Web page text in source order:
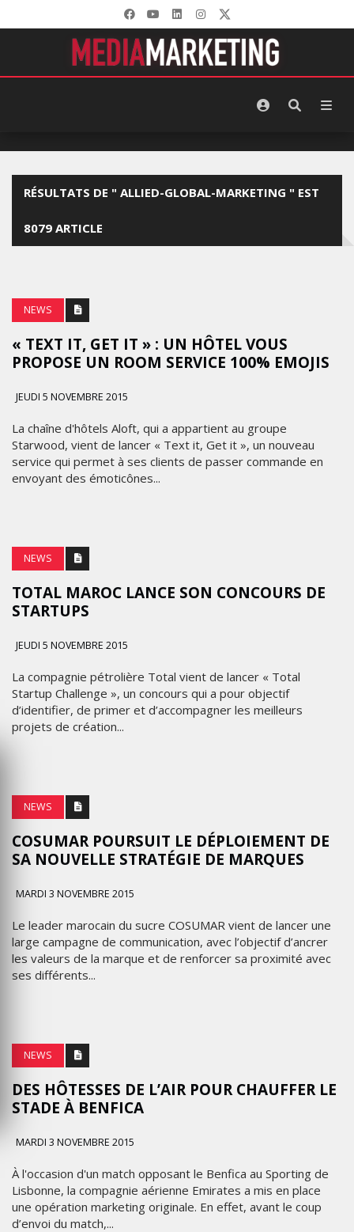
RÉSULTATS DE " ALLIED-GLOBAL-MARKETING " EST
8079 ARTICLE
NEWS
« TEXT IT, GET IT » : UN HÔTEL VOUS
PROPOSE UN ROOM SERVICE 100% EMOJIS
JEUDI 5 NOVEMBRE 2015
La chaîne d'hôtels Aloft, qui a appartient au groupe
Starwood, vient de lancer « Text it, Get it », un nouveau
service qui permet à ses clients de passer commande en
envoyant des émoticônes...
NEWS
TOTAL MAROC LANCE SON CONCOURS DE
STARTUPS
JEUDI 5 NOVEMBRE 2015
La compagnie pétrolière Total vient de lancer « Total
Startup Challenge », un concours qui a pour objectif
d’identifier, de primer et d’accompagner les meilleurs
projets de création...
NEWS
COSUMAR POURSUIT LE DÉPLOIEMENT DE
SA NOUVELLE STRATÉGIE DE MARQUES
MARDI 3 NOVEMBRE 2015
Le leader marocain du sucre COSUMAR vient de lancer une
large campagne de communication, avec l’objectif d’ancrer
les valeurs de la marque et de renforcer sa proximité avec
ses différents...
NEWS
DES HÔTESSES DE L’AIR POUR CHAUFFER LE
STADE À BENFICA
MARDI 3 NOVEMBRE 2015
À l'occasion d'un match opposant le Benfica au Sporting de
Lisbonne, la compagnie aérienne Emirates a mis en place
une opération marketing originale. En effet, avant le coup
d’envoi du match,...